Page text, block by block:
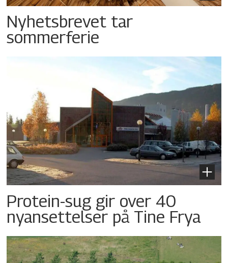
Nyhetsbrevet tar
sommerferie
Protein-sug gir over 40
nyansettelser på Tine Frya